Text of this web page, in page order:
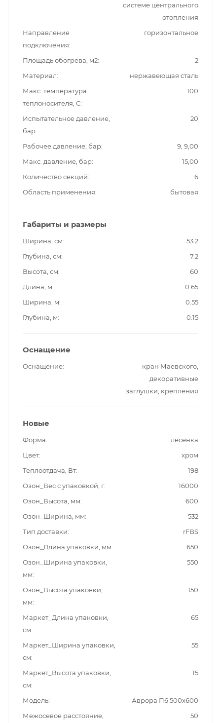
системе центрального
отопления
Направление
подключения
горизонтальное
Площадь обогрева, м2
2
Материал
нержавеющая сталь
Макс. температура
теплоносителя, C
100
Испытательное давление,
бар
20
Рабочее давление, бар
9, 9,00
Макс. давление, бар
15,00
Количество секций
6
Область применения
бытовая
Габариты и размеры
Ширина, см
53.2
Глубина, см
7.2
Высота, см
60
Длина, м
0.65
Ширина, м
0.55
Глубина, м
0.15
Оснащение
Оснащение
кран Маевского,
декоративные
заглушки, крепления
Новые
Форма
лесенка
Цвет
хром
Теплоотдача, Вт
198
Озон_Вес с упаковкой, г
16000
Озон_Высота, мм
600
Озон_Ширина, мм
532
Тип доставки
rFBS
Озон_Длина упаковки, мм
650
Озон_Ширина упаковки,
мм
550
Озон_Высота упаковки,
мм
150
Маркет_Длина упаковки,
см
65
Маркет_Ширина упаковки,
см
55
Маркет_Высота упаковки,
см
15
Модель
Аврора П6 500х600
Межосевое расстояние,
50